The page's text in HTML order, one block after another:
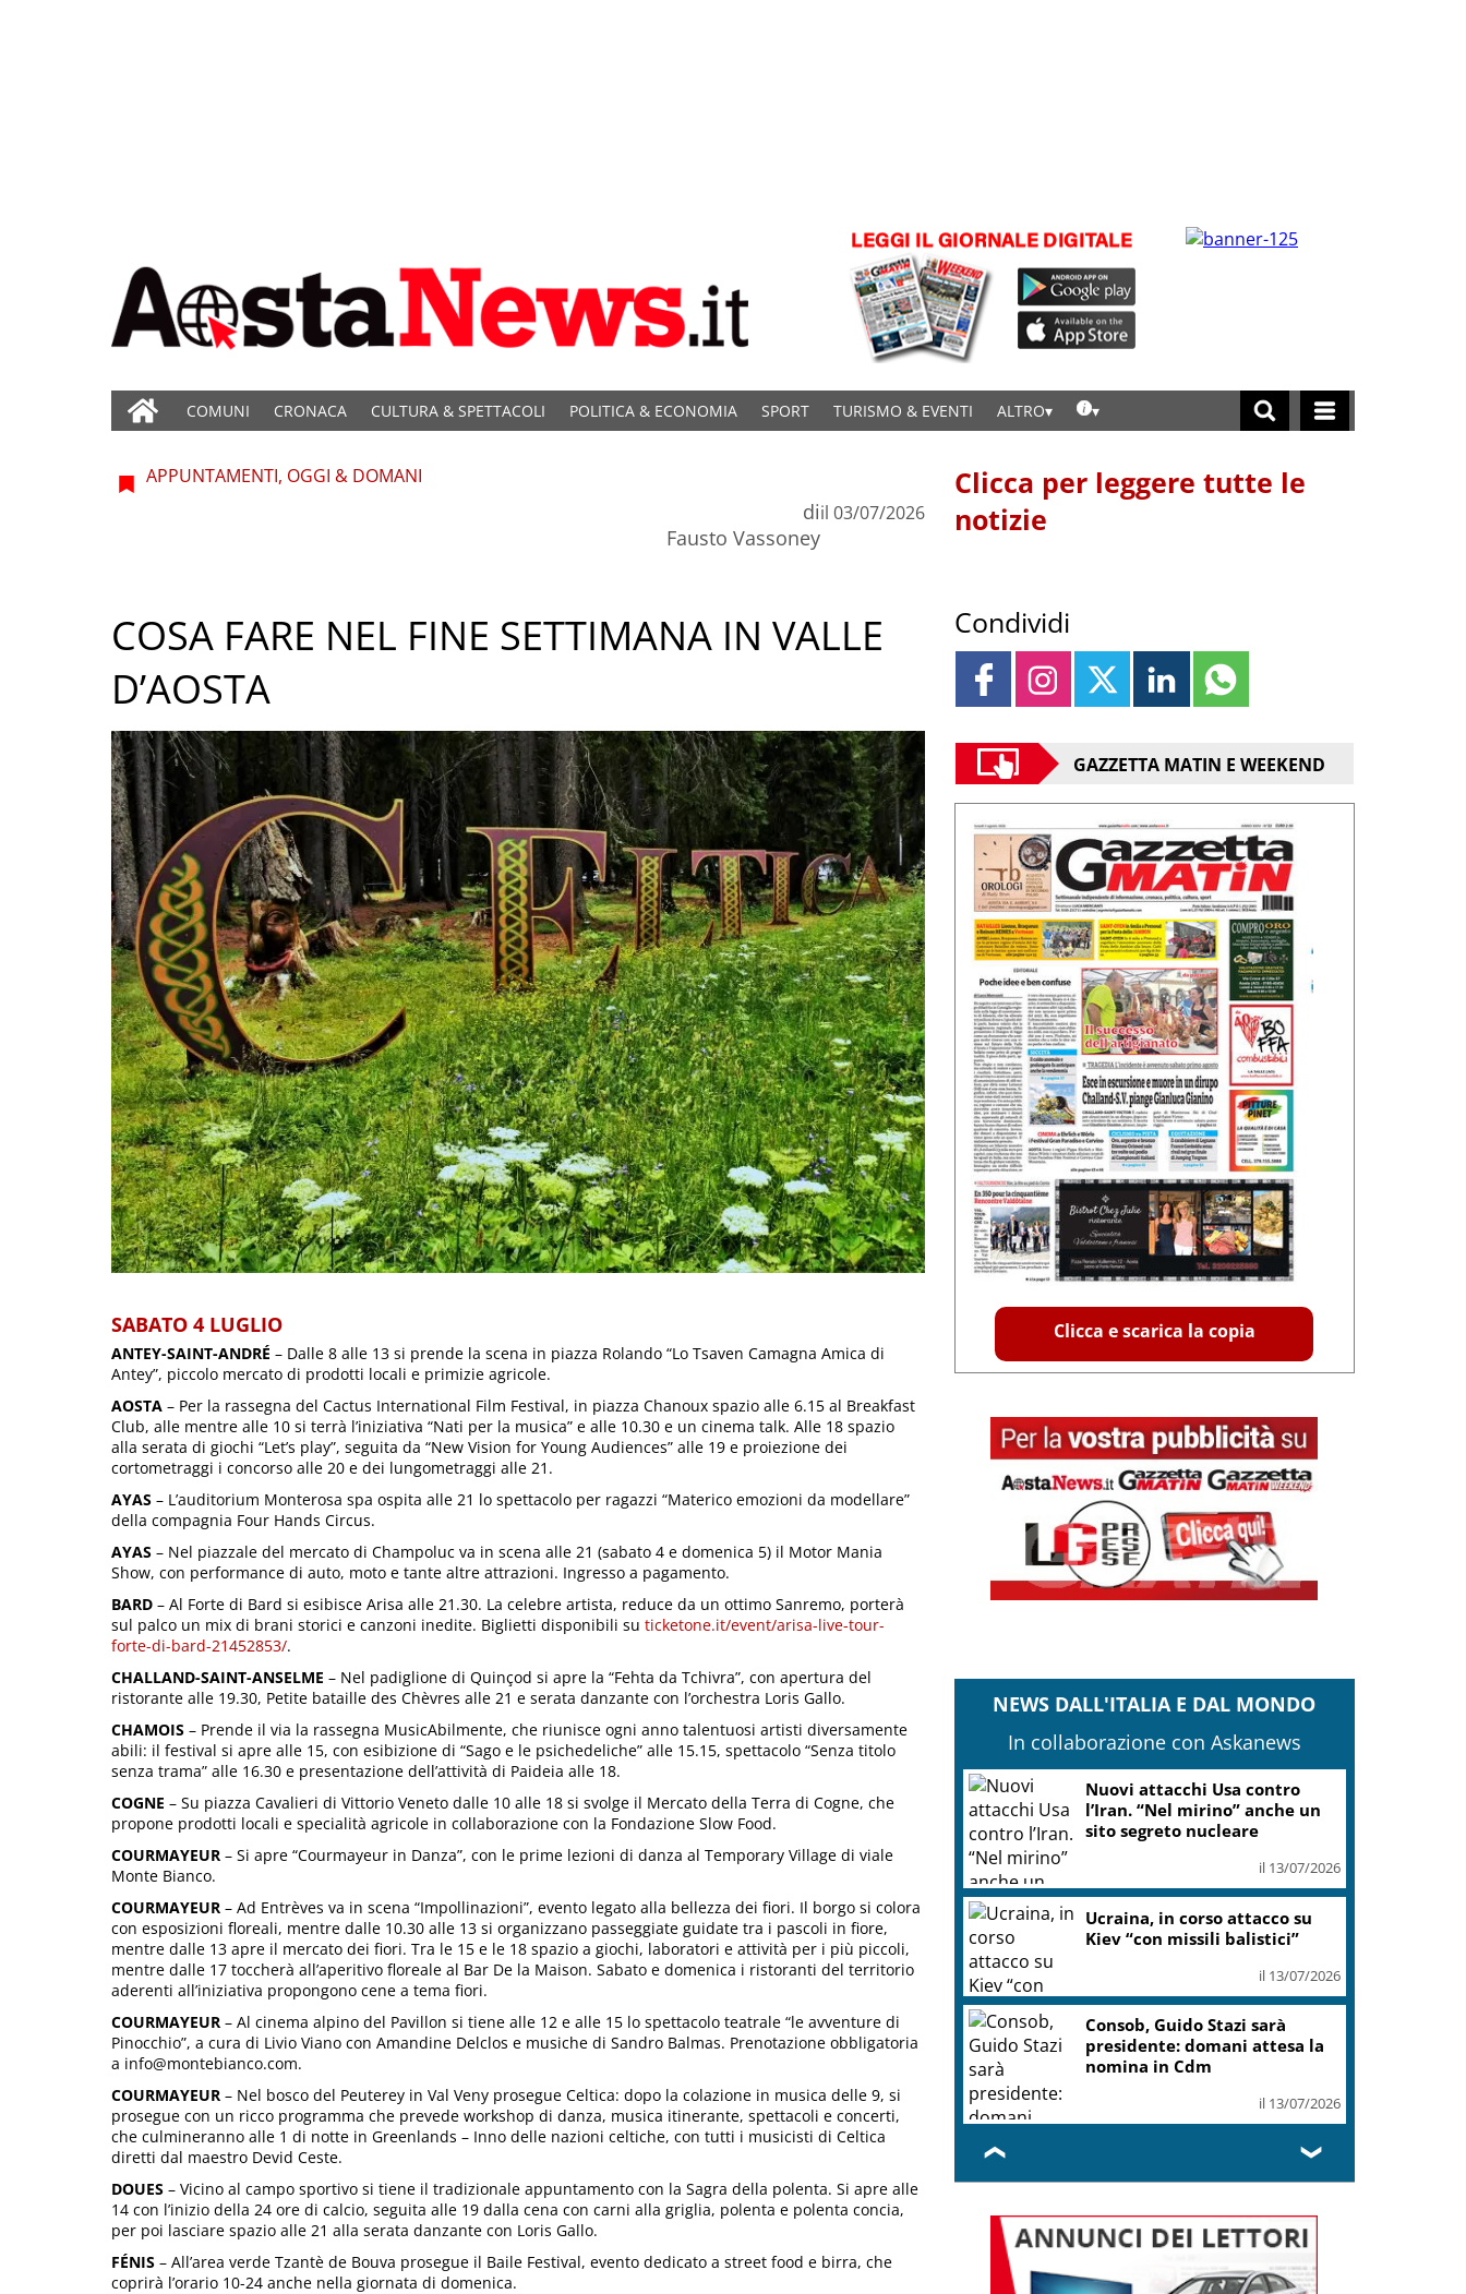
COMUNI CRONACA CULTURA & SPETTACOLI POLITICA & ECONOMIA SPORT TURISMO & EVENTI ALTRO
APPUNTAMENTI, OGGI & DOMANI
di
Fausto Vassoney
il 03/07/2026
COSA FARE NEL FINE SETTIMANA IN VALLE
D’AOSTA
SABATO 4 LUGLIO
ANTEY-SAINT-ANDRÉ – Dalle 8 alle 13 si prende la scena in piazza Rolando “Lo Tsaven Camagna Amica di
Antey”, piccolo mercato di prodotti locali e primizie agricole.
AOSTA – Per la rassegna del Cactus International Film Festival, in piazza Chanoux spazio alle 6.15 al Breakfast
Club, alle mentre alle 10 si terrà l’iniziativa “Nati per la musica” e alle 10.30 e un cinema talk. Alle 18 spazio
alla serata di giochi “Let’s play”, seguita da “New Vision for Young Audiences” alle 19 e proiezione dei
cortometraggi i concorso alle 20 e dei lungometraggi alle 21.
AYAS – L’auditorium Monterosa spa ospita alle 21 lo spettacolo per ragazzi “Materico emozioni da modellare”
della compagnia Four Hands Circus.
AYAS – Nel piazzale del mercato di Champoluc va in scena alle 21 (sabato 4 e domenica 5) il Motor Mania
Show, con performance di auto, moto e tante altre attrazioni. Ingresso a pagamento.
BARD – Al Forte di Bard si esibisce Arisa alle 21.30. La celebre artista, reduce da un ottimo Sanremo, porterà
sul palco un mix di brani storici e canzoni inedite. Biglietti disponibili su ticketone.it/event/arisa-live-tour-
forte-di-bard-21452853/.
CHALLAND-SAINT-ANSELME – Nel padiglione di Quinçod si apre la “Fehta da Tchivra”, con apertura del
ristorante alle 19.30, Petite bataille des Chèvres alle 21 e serata danzante con l’orchestra Loris Gallo.
CHAMOIS – Prende il via la rassegna MusicAbilmente, che riunisce ogni anno talentuosi artisti diversamente
abili: il festival si apre alle 15, con esibizione di “Sago e le psichedeliche” alle 15.15, spettacolo “Senza titolo
senza trama” alle 16.30 e presentazione dell’attività di Paideia alle 18.
COGNE – Su piazza Cavalieri di Vittorio Veneto dalle 10 alle 18 si svolge il Mercato della Terra di Cogne, che
propone prodotti locali e specialità agricole in collaborazione con la Fondazione Slow Food.
COURMAYEUR – Si apre “Courmayeur in Danza”, con le prime lezioni di danza al Temporary Village di viale
Monte Bianco.
COURMAYEUR – Ad Entrèves va in scena “Impollinazioni”, evento legato alla bellezza dei fiori. Il borgo si colora
con esposizioni floreali, mentre dalle 10.30 alle 13 si organizzano passeggiate guidate tra i pascoli in fiore,
mentre dalle 13 apre il mercato dei fiori. Tra le 15 e le 18 spazio a giochi, laboratori e attività per i più piccoli,
mentre dalle 17 toccherà all’aperitivo floreale al Bar De la Maison. Sabato e domenica i ristoranti del territorio
aderenti all’iniziativa propongono cene a tema fiori.
COURMAYEUR – Al cinema alpino del Pavillon si tiene alle 12 e alle 15 lo spettacolo teatrale “le avventure di
Pinocchio”, a cura di Livio Viano con Amandine Delclos e musiche di Sandro Balmas. Prenotazione obbligatoria
a info@montebianco.com.
COURMAYEUR – Nel bosco del Peuterey in Val Veny prosegue Celtica: dopo la colazione in musica delle 9, si
prosegue con un ricco programma che prevede workshop di danza, musica itinerante, spettacoli e concerti,
che culmineranno alle 1 di notte in Greenlands – Inno delle nazioni celtiche, con tutti i musicisti di Celtica
diretti dal maestro Devid Ceste.
DOUES – Vicino al campo sportivo si tiene il tradizionale appuntamento con la Sagra della polenta. Si apre alle
14 con l’inizio della 24 ore di calcio, seguita alle 19 dalla cena con carni alla griglia, polenta e polenta concia,
per poi lasciare spazio alle 21 alla serata danzante con Loris Gallo.
FÉNIS – All’area verde Tzantè de Bouva prosegue il Baile Festival, evento dedicato a street food e birra, che
coprirà l’orario 10-24 anche nella giornata di domenica.
Clicca per leggere tutte le
notizie
Condividi
GAZZETTA MATIN E WEEKEND
Clicca e scarica la copia
NEWS DALL'ITALIA E DAL MONDO
In collaborazione con Askanews
Nuovi attacchi Usa contro
l’Iran. “Nel mirino” anche un
sito segreto nucleare
il 13/07/2026
Ucraina, in corso attacco su
Kiev “con missili balistici”
il 13/07/2026
Consob, Guido Stazi sarà
presidente: domani attesa la
nomina in Cdm
il 13/07/2026
❮ ❯